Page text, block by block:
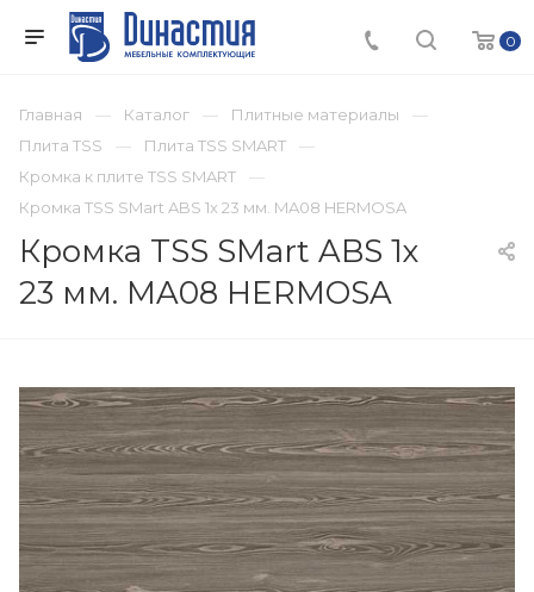
0
Главная Каталог
Плитные материалы
Плита TSS
Плита TSS SMART
Кромка к плите TSS SMART
Кромка TSS SMart ABS 1х 23 мм. MA08 HERMOSA
Кромка TSS SMart ABS 1х
23 мм. MA08 HERMOSA